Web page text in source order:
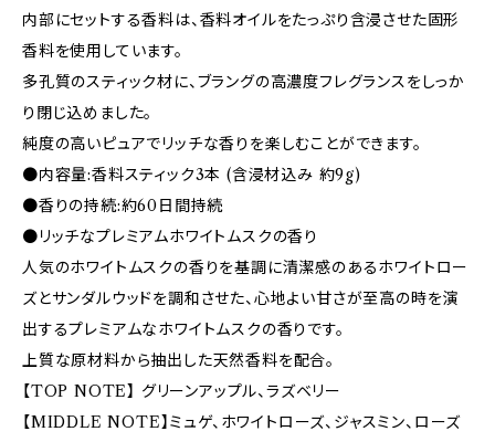
内部にセットする香料は、香料オイルをたっぷり含浸させた固形
香料を使用しています。
多孔質のスティック材に、ブラングの高濃度フレグランスをしっか
り閉じ込めました。
純度の高いピュアでリッチな香りを楽しむことができます。
●内容量:香料スティック3本 (含浸材込み 約9g)
●香りの持続:約60日間持続
●リッチなプレミアムホワイトムスクの香り
人気のホワイトムスクの香りを基調に清潔感のあるホワイトロー
ズとサンダルウッドを調和させた、心地よい甘さが至高の時を演
出するプレミアムなホワイトムスクの香りです。
上質な原材料から抽出した天然香料を配合。
【TOP NOTE】 グリーンアップル、ラズベリー
【MIDDLE NOTE】ミュゲ、ホワイトローズ、ジャスミン、ローズ